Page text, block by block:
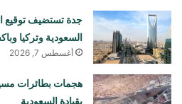
جدة تستضيف توقيع
السعودية وتركيا
أغسطس 7, 2026
هجمات بطائرات
بقيادة السعودية